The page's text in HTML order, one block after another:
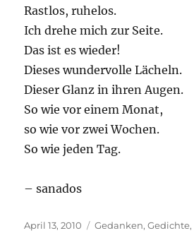
Rastlos, ruhelos.
Ich drehe mich zur Seite.
Das ist es wieder!
Dieses wundervolle Lächeln.
Dieser Glanz in ihren Augen.
So wie vor einem Monat,
so wie vor zwei Wochen.
So wie jeden Tag.
– sanados
Posted
April 13, 2010 Categories
Gedanken,Gedichte,